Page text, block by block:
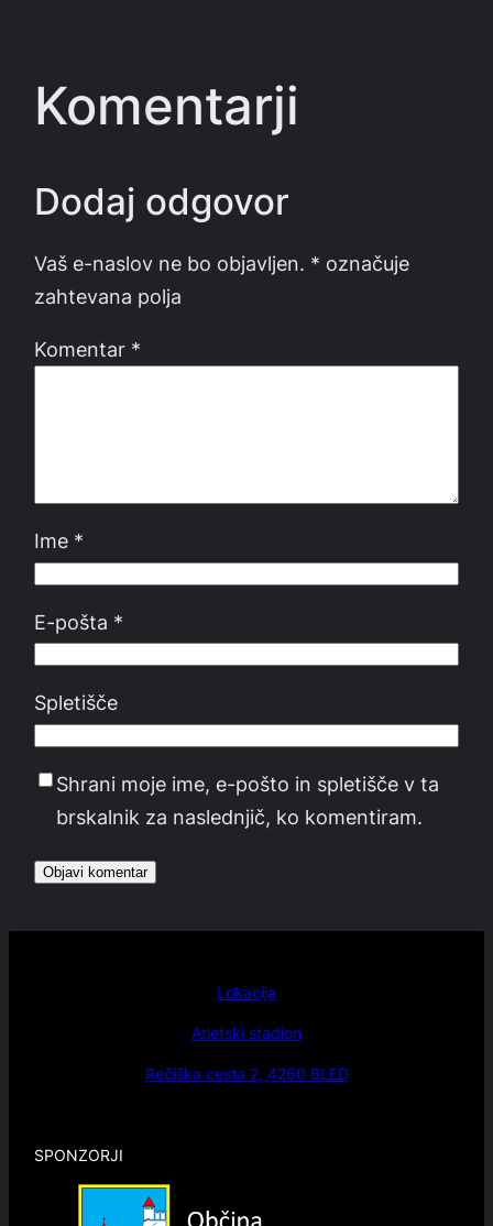
Komentarji
Dodaj odgovor
Vaš e-naslov ne bo objavljen. * označuje
zahtevana polja
Komentar *
Ime *
E-pošta *
Spletišče
Shrani moje ime, e-pošto in spletišče v ta
brskalnik za naslednjič, ko komentiram.
Lokacija
Atletski stadion
Rečiška cesta 2, 4260 BLED
SPONZORJI